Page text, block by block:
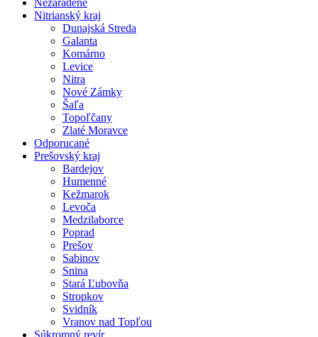
Nezaradené
Nitrianský kraj
Dunajská Streda
Galanta
Komárno
Levice
Nitra
Nové Zámky
Šaľa
Topoľčany
Zlaté Moravce
Odporucané
Prešovský kraj
Bardejov
Humenné
Kežmarok
Levoča
Medzilaborce
Poprad
Prešov
Sabinov
Snina
Stará Ľubovňa
Stropkov
Svidník
Vranov nad Topľou
Súkromný revír